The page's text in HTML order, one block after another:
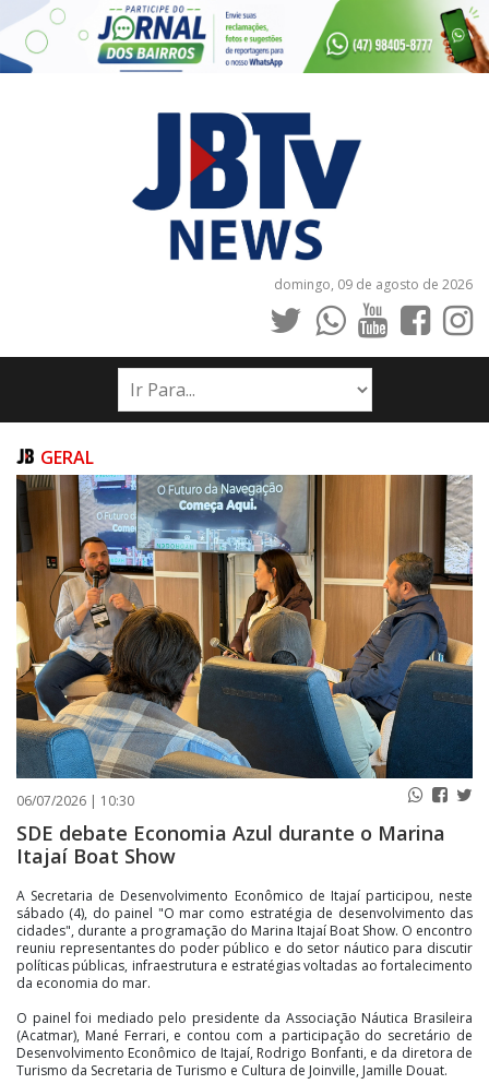
domingo, 09 de agosto de 2026
INÍCIO
NOTÍCIAS
PUBLICAÇÕES LEGAIS
CONTATO
GERAL
06/07/2026 | 10:30
SDE debate Economia Azul durante o Marina
Itajaí Boat Show
A Secretaria de Desenvolvimento Econômico de Itajaí participou, neste
sábado (4), do painel "O mar como estratégia de desenvolvimento das
cidades", durante a programação do Marina Itajaí Boat Show. O encontro
reuniu representantes do poder público e do setor náutico para discutir
políticas públicas, infraestrutura e estratégias voltadas ao fortalecimento
da economia do mar.
O painel foi mediado pelo presidente da Associação Náutica Brasileira
(Acatmar), Mané Ferrari, e contou com a participação do secretário de
Desenvolvimento Econômico de Itajaí, Rodrigo Bonfanti, e da diretora de
Turismo da Secretaria de Turismo e Cultura de Joinville, Jamille Douat.